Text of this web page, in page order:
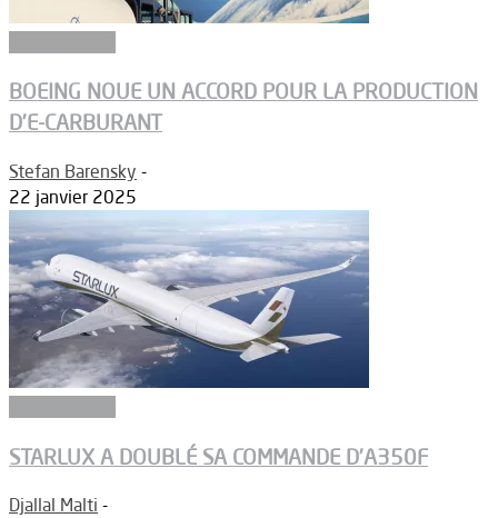
BOEING NOUE UN ACCORD POUR LA PRODUCTION
D’E-CARBURANT
Stefan Barensky -
22 janvier 2025
STARLUX A DOUBLÉ SA COMMANDE D’A350F
Djallal Malti -